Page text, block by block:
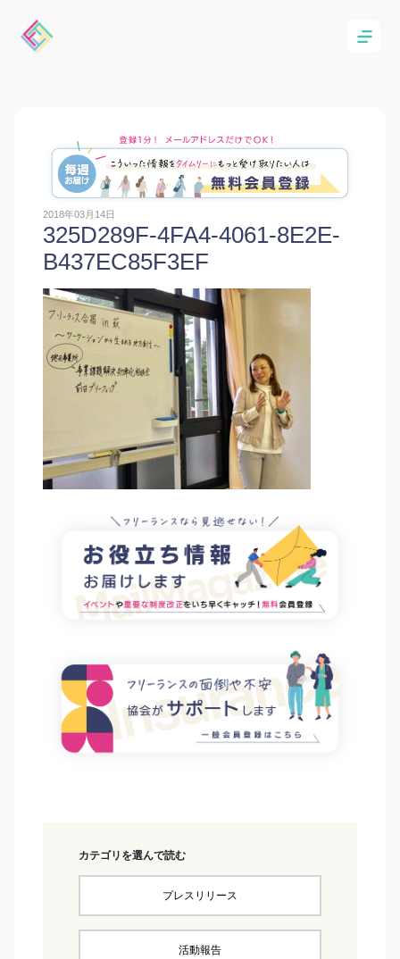
2018年03月14日
325D289F-4FA4-4061-8E2E-
B437EC85F3EF
カテゴリを選んで読む
プレスリリース
活動報告